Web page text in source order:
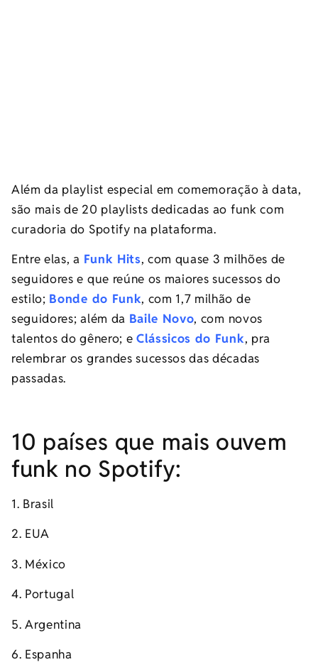
Além da playlist especial em comemoração à data,
são mais de 20 playlists dedicadas ao funk com
curadoria do Spotify na plataforma.
Entre elas, a Funk Hits, com quase 3 milhões de
seguidores e que reúne os maiores sucessos do
estilo; Bonde do Funk, com 1,7 milhão de
seguidores; além da Baile Novo, com novos
talentos do gênero; e Clássicos do Funk, pra
relembrar os grandes sucessos das décadas
passadas.
10 países que mais ouvem
funk no Spotify:
1. Brasil
2. EUA
3. México
4. Portugal
5. Argentina
6. Espanha